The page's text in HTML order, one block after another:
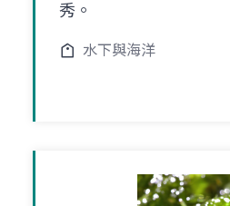
秀。
水下與海洋